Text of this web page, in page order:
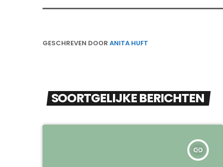
GESCHREVEN DOOR ANITA HUFT
SOORTGELIJKE BERICHTEN
insert_link